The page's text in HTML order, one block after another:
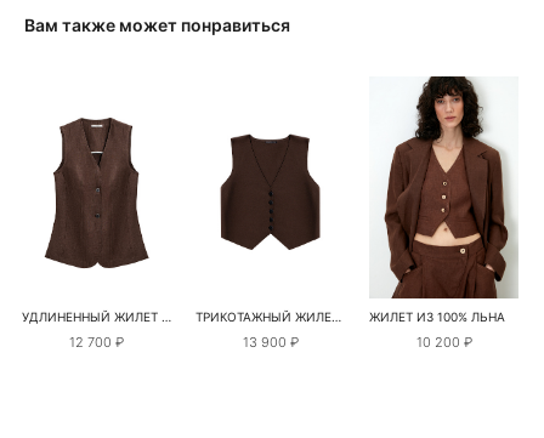
Вам также может понравиться
УДЛИНЕННЫЙ ЖИЛЕТ ИЗ 100% ЛЬНА
12 700 ₽
ТРИКОТАЖНЫЙ ЖИЛЕТ ИЗ ВИСКОЗЫ
13 900 ₽
ЖИЛЕТ ИЗ 100% ЛЬНА
10 200 ₽